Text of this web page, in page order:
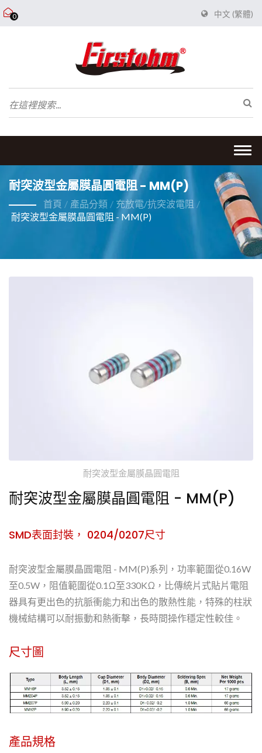
0 中文 (繁體)
耐突波型金屬膜晶圓電阻 - MM(P)
首頁 / 產品分類 / 充放電/抗突波電阻 /
耐突波型金屬膜晶圓電阻 - MM(P)
耐突波型金屬膜晶圓電阻
耐突波型金屬膜晶圓電阻 - MM(P)
SMD表面封裝， 0204/0207尺寸
耐突波型金屬膜晶圓電阻 - MM(P)系列，功率範圍從0.16W
至0.5W，阻值範圍從0.1Ω至330KΩ，比傳統片式貼片電阻
器具有更出色的抗脈衝能力和出色的散熱性能，特殊的柱狀
機械結構可以耐振動和熱衝擊，長時間操作穩定性較佳。
尺寸圖
產品規格